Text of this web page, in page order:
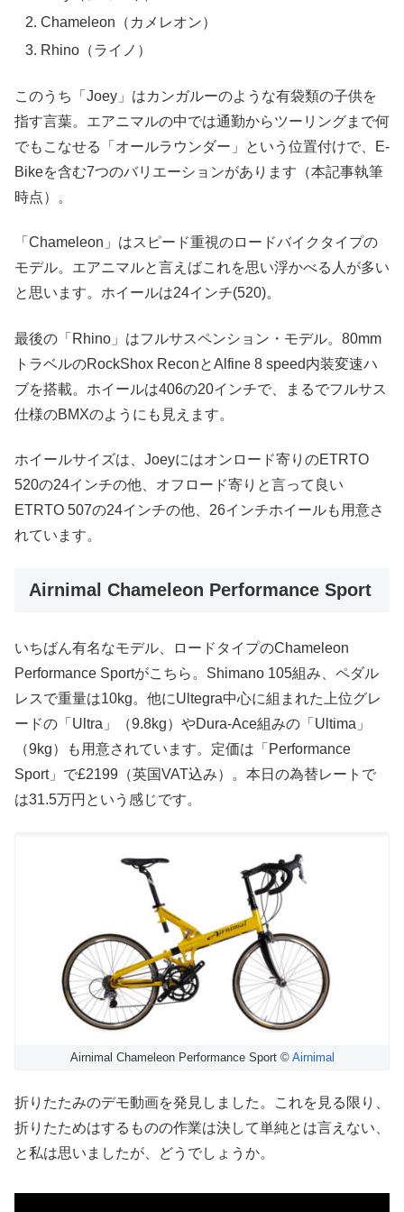
Chameleon（カメレオン）
Rhino（ライノ）
このうち「Joey」はカンガルーのような有袋類の子供を
指す言葉。エアニマルの中では通勤からツーリングまで何
でもこなせる「オールラウンダー」という位置付けで、E-
Bikeを含む7つのバリエーションがあります（本記事執筆
時点）。
「Chameleon」はスピード重視のロードバイクタイプの
モデル。エアニマルと言えばこれを思い浮かべる人が多い
と思います。ホイールは24インチ(520)。
最後の「Rhino」はフルサスペンション・モデル。80mm
トラベルのRockShox ReconとAlfine 8 speed内装変速ハ
ブを搭載。ホイールは406の20インチで、まるでフルサス
仕様のBMXのようにも見えます。
ホイールサイズは、Joeyにはオンロード寄りのETRTO
520の24インチの他、オフロード寄りと言って良い
ETRTO 507の24インチの他、26インチホイールも用意さ
れています。
Airnimal Chameleon Performance Sport
いちばん有名なモデル、ロードタイプのChameleon
Performance Sportがこちら。Shimano 105組み、ペダル
レスで重量は10kg。他にUltegra中心に組まれた上位グレ
ードの「Ultra」（9.8kg）やDura-Ace組みの「Ultima」
（9kg）も用意されています。定価は「Performance
Sport」で£2199（英国VAT込み）。本日の為替レートで
は31.5万円という感じです。
Airnimal Chameleon Performance Sport © Airnimal
折りたたみのデモ動画を発見しました。これを見る限り、
折りたためはするものの作業は決して単純とは言えない、
と私は思いましたが、どうでしょうか。